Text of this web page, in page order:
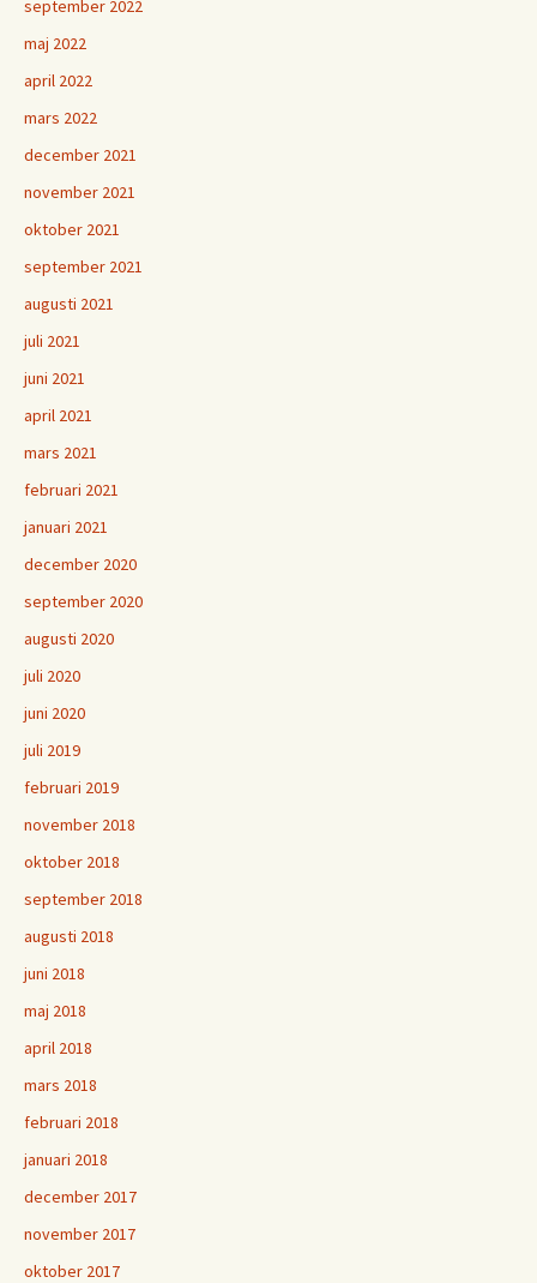
september 2022
maj 2022
april 2022
mars 2022
december 2021
november 2021
oktober 2021
september 2021
augusti 2021
juli 2021
juni 2021
april 2021
mars 2021
februari 2021
januari 2021
december 2020
september 2020
augusti 2020
juli 2020
juni 2020
juli 2019
februari 2019
november 2018
oktober 2018
september 2018
augusti 2018
juni 2018
maj 2018
april 2018
mars 2018
februari 2018
januari 2018
december 2017
november 2017
oktober 2017